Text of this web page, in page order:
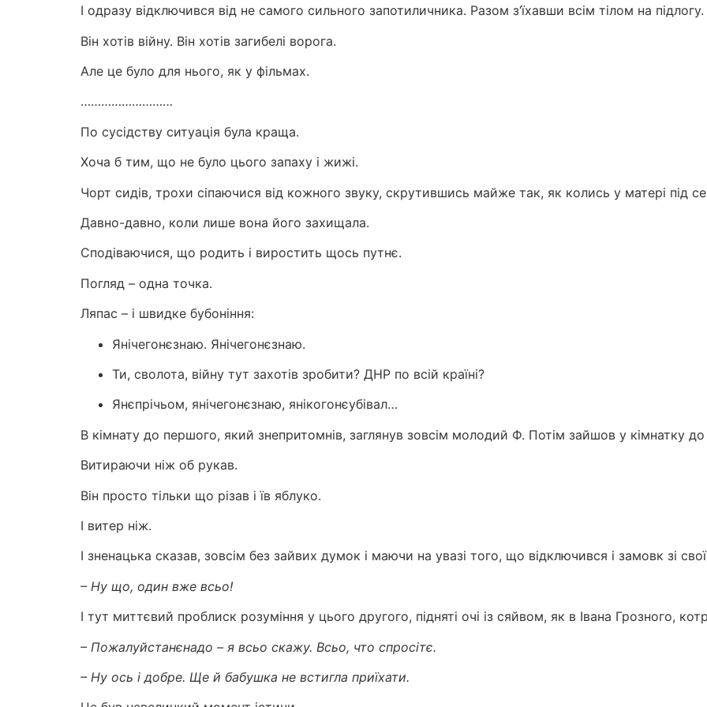
І одразу відключився від не самого сильного запотиличника. Разом з‘їхавши всім тілом на підлогу.
Він хотів війну. Він хотів загибелі ворога.
Але це було для нього, як у фільмах.
………………………
По сусідству ситуація була краща.
Хоча б тим, що не було цього запаху і жижі.
Чорт сидів, трохи сіпаючися від кожного звуку, скрутившись майже так, як колись у матері під
Давно-давно, коли лише вона його захищала.
Сподіваючися, що родить і виростить щось путнє.
Погляд – одна точка.
Ляпас – і швидке бубоніння:
Янічегонєзнаю. Янічегонєзнаю.
Ти, сволота, війну тут захотів зробити? ДНР по всій країні?
Янєпрічьом, янічегонєзнаю, янікогонєубівал…
В кімнату до першого, який знепритомнів, заглянув зовсім молодий Ф. Потім зайшов у кімнатку
Витираючи ніж об рукав.
Він просто тільки що різав і їв яблуко.
І витер ніж.
І зненацька сказав, зовсім без зайвих думок і маючи на увазі того, що відключився і замовк зі
– Ну що, один вже всьо!
І тут миттєвий проблиск розуміння у цього другого, підняті очі із сяйвом, як в Івана Грозного,
– Пожалуйстанєнадо – я всьо скажу. Всьо, что спросітє.
– Ну ось і добре. Ще й бабушка не встигла приїхати.